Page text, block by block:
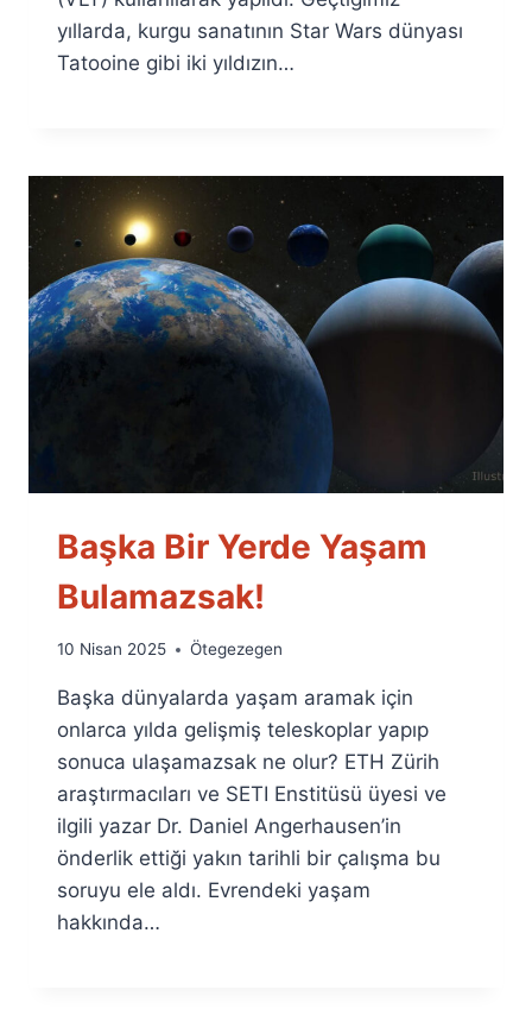
yıllarda, kurgu sanatının Star Wars dünyası
Tatooine gibi iki yıldızın…
Başka Bir Yerde Yaşam
Bulamazsak!
By
Fuat
Özyar
10 Nisan 2025 Ötegezegen
Başka dünyalarda yaşam aramak için
onlarca yılda gelişmiş teleskoplar yapıp
sonuca ulaşamazsak ne olur? ETH Zürih
araştırmacıları ve SETI Enstitüsü üyesi ve
ilgili yazar Dr. Daniel Angerhausen’in
önderlik ettiği yakın tarihli bir çalışma bu
soruyu ele aldı. Evrendeki yaşam
hakkında…